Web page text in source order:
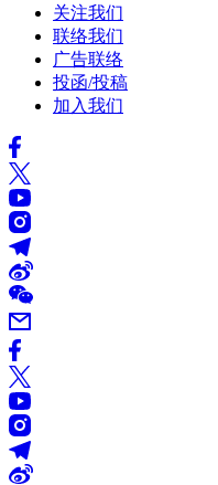
关注我们
联络我们
广告联络
投函/投稿
加入我们